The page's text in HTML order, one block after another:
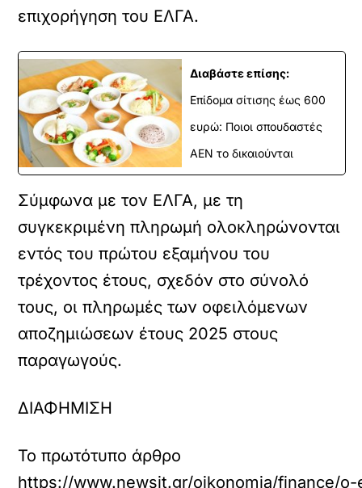
επιχορήγηση του ΕΛΓΑ.
Διαβάστε επίσης:
Επίδομα σίτισης έως 600
ευρώ: Ποιοι σπουδαστές
ΑΕΝ το δικαιούνται
Σύμφωνα με τον ΕΛΓΑ, με τη
συγκεκριμένη πληρωμή ολοκληρώνονται
εντός του πρώτου εξαμήνου του
τρέχοντος έτους, σχεδόν στο σύνολό
τους, οι πληρωμές των οφειλόμενων
αποζημιώσεων έτους 2025 στους
παραγωγούς.
ΔΙΑΦΗΜΙΣΗ
Το πρωτότυπο άρθρο
https://www.newsit.gr/oikonomia/finance/